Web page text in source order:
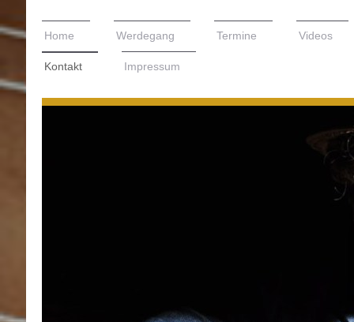
Home Werdegang Termine Videos
Kontakt Impressum